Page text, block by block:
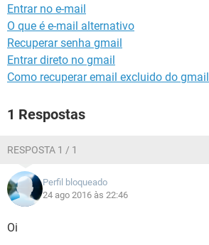
Entrar no e-mail
O que é e-mail alternativo
Recuperar senha gmail
Entrar direto no gmail
Como recuperar email excluido do gmail
1 Respostas
RESPOSTA 1 / 1
Perfil bloqueado
24 ago 2016 às 22:46
Oi